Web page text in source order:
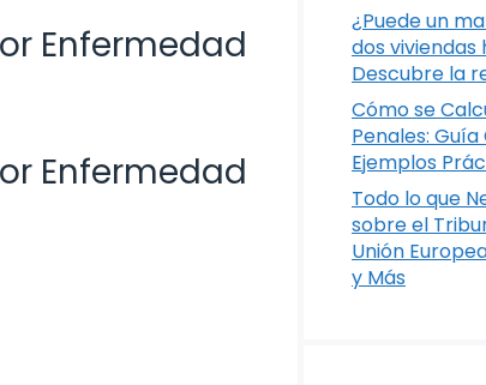
Enfermedad
Enfermedad
¿Puede un
dos viviendas
Descubre la
Cómo se
Penales:
Ejemplos
Todo lo que
sobre el
Unión
y Más